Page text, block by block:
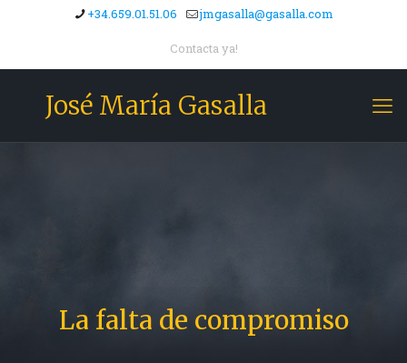
+34.659.01.51.06 jmgasalla@gasalla.com
Contacta ya!
José María Gasalla
La falta de compromiso